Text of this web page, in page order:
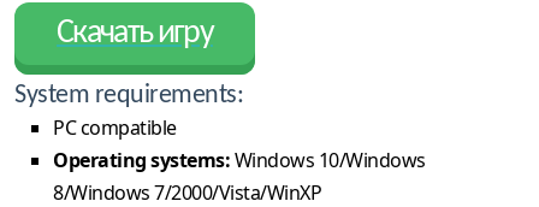
Скачать игру
System requirements:
PC compatible
Operating systems:Windows 10/Windows
8/Windows 7/2000/Vista/WinXP